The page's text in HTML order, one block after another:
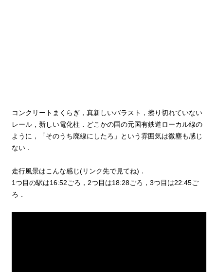
コンクリートまくらぎ，真新しいバラスト，擦り切れていない
レール，新しい電化柱．どこかの国の元国有鉄道ローカル線の
ように，「そのうち廃線にしたろ」という雰囲気は微塵も感じ
ない．
走行風景はこんな感じ(リンク先で見てね)．
1つ目の駅は16:52ごろ，2つ目は18:28ごろ，3つ目は22:45ご
ろ．